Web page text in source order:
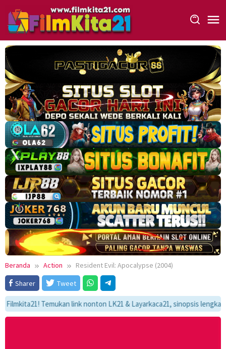
konten
Beranda Action
Resident Evil: Apocalypse (2004)
Sharer
Tweet
Temukan link nonton LK21 & Layarkaca21, sinopsis lengkap,